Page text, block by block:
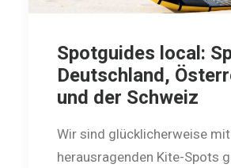
Spotguides local:
Deutschland,
und der Schweiz
Wir sind glücklicherweise mit
herausragenden Kite-Spots